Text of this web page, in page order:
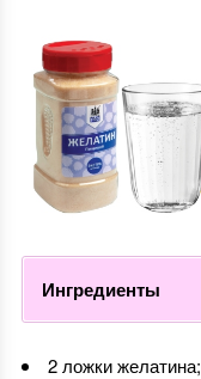
Ингредиенты
2 ложки желатина;